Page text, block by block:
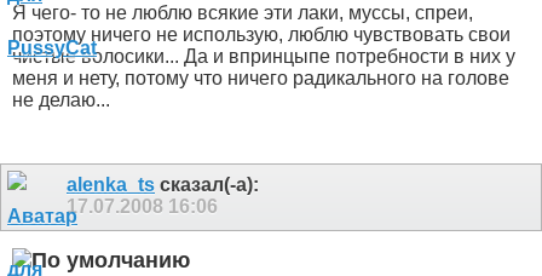
Я чего- то не люблю всякие эти лаки, муссы, спреи,
поэтому ничего не использую, люблю чувствовать свои
чистые волосики... Да и впринцыпе потребности в них у
меня и нету, потому что ничего радикального на голове
не делаю...
alenka_ts сказал(-а):
17.07.2008 16:06